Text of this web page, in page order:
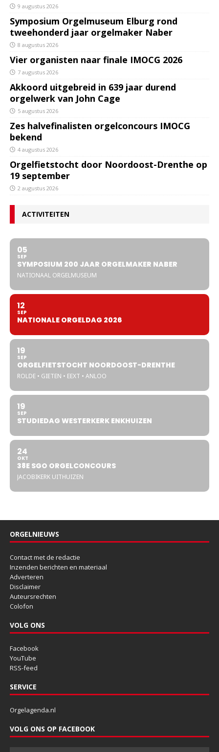
9 augustus 2026
Symposium Orgelmuseum Elburg rond
tweehonderd jaar orgelmaker Naber
8 augustus 2026
Vier organisten naar finale IMOCG 2026
7 augustus 2026
Akkoord uitgebreid in 639 jaar durend
orgelwerk van John Cage
5 augustus 2026
Zes halvefinalisten orgelconcours IMOCG
bekend
4 augustus 2026
Orgelfietstocht door Noordoost-Drenthe op
19 september
2 augustus 2026
ACTIVITEITEN
05
SEP
SYMPOSIUM 200 JAAR ORGELMAKER NABER
NATIONAAL ORGELMUSEUM
12
SEP
NATIONALE ORGELDAG 2026
19
SEP
ORGELFIETSTOCHT NOORDOOST-DRENTHE
ROLDE • GIETEN • EEXT • ANLOO
19
SEP
STUDIEDAG WESTERKERK ENKHUIZEN
24
OKT
38E SGO ORGELCONCOURS
JACOBIKERK UITHUIZEN
ORGELNIEUWS
Contact met de redactie
Inzenden berichten en materiaal
Adverteren
Disclaimer
Auteursrechten
Colofon
VOLG ONS
Facebook
YouTube
RSS-feed
SERVICE
Orgelagenda.nl
VOLG ONS OP FACEBOOK